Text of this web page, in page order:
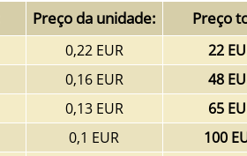
Preço da unidade: Preço
0,22 EUR
22
0,16 EUR
48
0,13 EUR
65
0,1 EUR
100